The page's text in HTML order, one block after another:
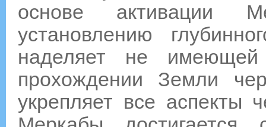
основе активации
установлению
наделяет не
прохождении Земли
укрепляет все аспекты